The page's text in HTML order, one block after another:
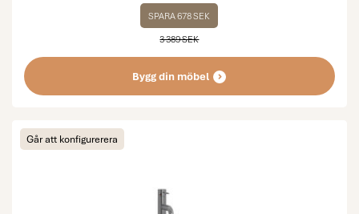
SPARA 678 SEK
3 389 SEK
Bygg din möbel
Går att konfigurerera